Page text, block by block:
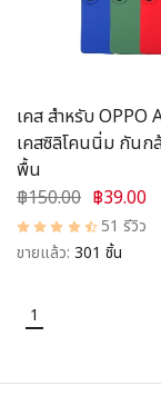
สมาชิก
เคส สำหรับ OPPO
เคสซิลิโคนนิ่ม กันก
พื้น
฿150.00 ฿39.00
51 รีวิว
ขายแล้ว: 301 ชิ้น
1